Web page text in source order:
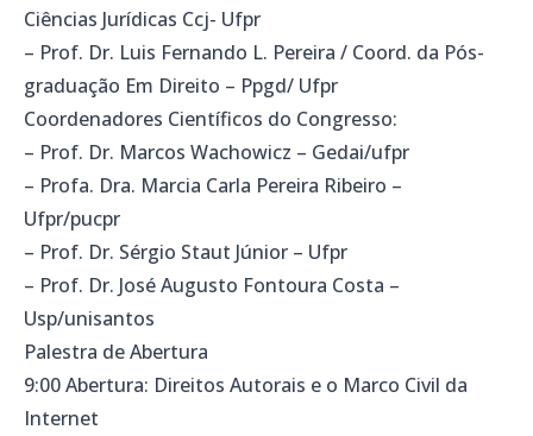
Ciências Jurídicas Ccj- Ufpr
– Prof. Dr. Luis Fernando L. Pereira / Coord. da Pós-
graduação Em Direito – Ppgd/ Ufpr
Coordenadores Científicos do Congresso:
– Prof. Dr. Marcos Wachowicz – Gedai/ufpr
– Profa. Dra. Marcia Carla Pereira Ribeiro –
Ufpr/pucpr
– Prof. Dr. Sérgio Staut Júnior – Ufpr
– Prof. Dr. José Augusto Fontoura Costa –
Usp/unisantos
Palestra de Abertura
9:00 Abertura: Direitos Autorais e o Marco Civil da
Internet